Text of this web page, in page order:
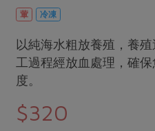
美妝保養
家庭清潔
日用品
主題食譜
年菜食譜
主婦聯盟X樂齡網特約優惠案
30%rPET紅烏龍茶
2024農業發展計畫年度報告
更多議題活動
公益金
更多議題
綠主張月刊
社員權益
社務專區
選舉專區
葷 冷凍
以純海水粗放養殖，養
工過程經放血處理，確
度。
$320